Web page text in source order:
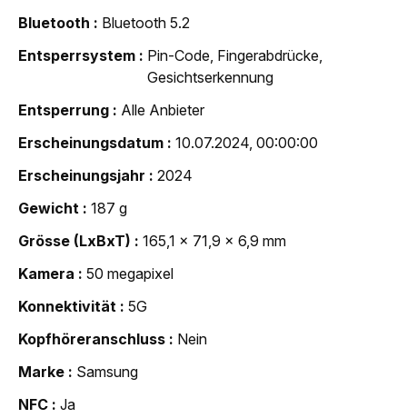
Bluetooth
Bluetooth 5.2
Entsperrsystem
Pin-Code, Fingerabdrücke,
Gesichtserkennung
Entsperrung
Alle Anbieter
Erscheinungsdatum
10.07.2024, 00:00:00
Erscheinungsjahr
2024
Gewicht
187 g
Grösse (LxBxT)
165,1 x 71,9 x 6,9 mm
Kamera
50 megapixel
Konnektivität
5G
Kopfhöreranschluss
Nein
Marke
Samsung
NFC
Ja